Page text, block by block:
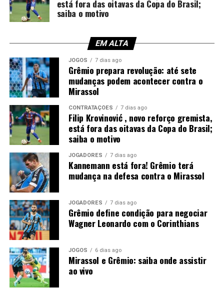
Enquanto isso, o restante da equipe encontrou
dificuldades para suportar a pressão imposta pela
alguns momentos e demonstrou competitividade
acostumado às condições de La Paz.
Decisão na Arena anima os
gremistas
Apesar da derrota, o placar mantém o confronto
totalmente em aberto. O resultado final reforçou a
confiança do elenco e deixou o clube gaúcho em
condições reais de buscar a virada diante de sua torcida.
Por isso, o ambiente para o duelo de volta continua
otimista.
Agora, o Grêmio precisa corrigir os erros defensivos,
aumentar a concentração e aproveitar o fator casa para
construir o resultado necessário. Se repetir os
momentos positivos apresentados na Bolívia e eliminar
as falhas individuais, o Imortal reúne qualidade
suficiente para reverter a vantagem do Bolívar e seguir
vivo na luta pelo título da Copa Sul-Americana.
está fora das oitavas da Copa do Brasil;
saiba o motivo
EM ALTA
JOGOS 7 dias ago
Grêmio prepara revolução: até sete
mudanças podem acontecer contra o
Mirassol
CONTRATAÇÕES 7 dias ago
Filip Krovinović , novo reforço gremista,
está fora das oitavas da Copa do Brasil;
saiba o motivo
JOGADORES 7 dias ago
Kannemann está fora! Grêmio terá
mudança na defesa contra o Mirassol
JOGADORES 7 dias ago
Grêmio define condição para negociar
Wagner Leonardo com o Corinthians
JOGOS 6 dias ago
Mirassol e Grêmio: saiba onde assistir
ao vivo